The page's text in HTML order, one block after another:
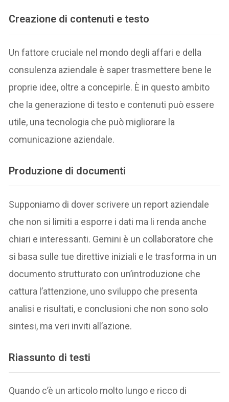
Creazione di contenuti e testo
Un fattore cruciale nel mondo degli affari e della
consulenza aziendale è saper trasmettere bene le
proprie idee, oltre a concepirle. È in questo ambito
che la generazione di testo e contenuti può essere
utile, una tecnologia che può migliorare la
comunicazione aziendale.
Produzione di documenti
Supponiamo di dover scrivere un report aziendale
che non si limiti a esporre i dati ma li renda anche
chiari e interessanti. Gemini è un collaboratore che
si basa sulle tue direttive iniziali e le trasforma in un
documento strutturato con un’introduzione che
cattura l’attenzione, uno sviluppo che presenta
analisi e risultati, e conclusioni che non sono solo
sintesi, ma veri inviti all’azione.
Riassunto di testi
Quando c’è un articolo molto lungo e ricco di